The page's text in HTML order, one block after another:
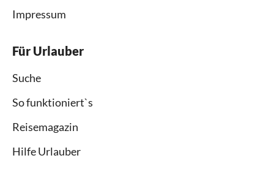
Impressum
Für Urlauber
Suche
So funktioniert`s
Reisemagazin
Hilfe Urlauber